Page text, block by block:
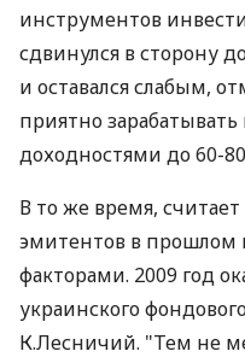
инструментов
сдвинулся в сторону
и оставался слабым,
приятно
доходностями до 60-
В то же время,
эмитентов в
факторами. 2009 год
украинского
К.Лесничий. "Тем не